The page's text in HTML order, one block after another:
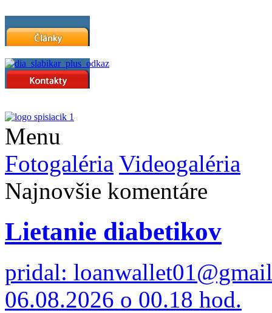
Menu
Fotogaléria Videogaléria
Najnovšie komentáre
Lietanie diabetikov
pridal:
06.08.2026 o 00.18 hod.